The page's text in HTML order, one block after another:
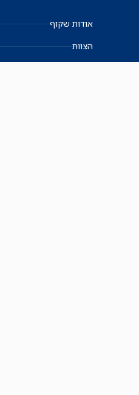
אודות שקוף
הצוות